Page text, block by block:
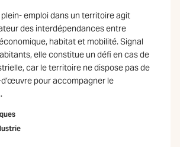
emploi dans un territoire agit
des interdépendances entre
habitat et mobilité. Signal
elle constitue un défi en cas de
car le territoire ne dispose pas de
pour accompagner le